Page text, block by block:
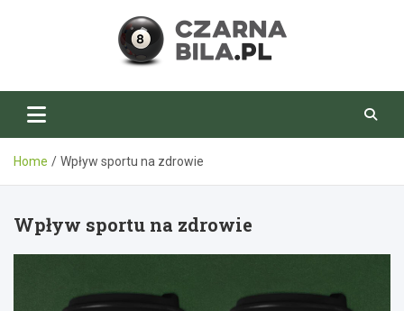
CzarnaBila.pl
Home Wpływ sportu na zdrowie
Wpływ sportu na zdrowie